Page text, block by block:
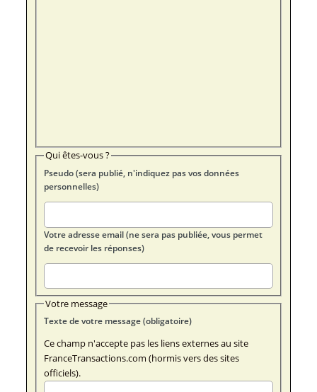
Qui êtes-vous ?
Pseudo (sera publié, n'indiquez pas vos données
personnelles)
Votre adresse email (ne sera pas publiée, vous permet
de recevoir les réponses)
Votre message
Texte de votre message (obligatoire)
Ce champ n'accepte pas les liens externes au site
FranceTransactions.com (hormis vers des sites
officiels).